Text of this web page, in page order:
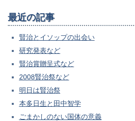
最近の記事
賢治とイソップの出会い
研究発表など
賢治賞贈呈式など
2008賢治祭など
明日は賢治祭
本多日生と田中智学
ごまかしのない国体の意義